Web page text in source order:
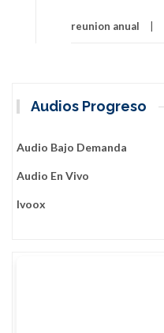
reunion anual
Audios Progreso
Audio Bajo Demanda
Audio En Vivo
Ivoox